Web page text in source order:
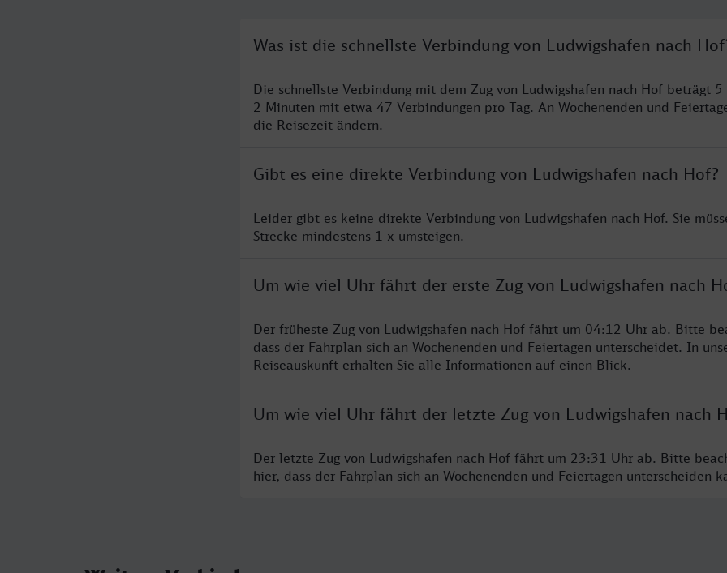
Was ist die schnellste Verbindung von Ludwigshafen nach
Die schnellste Verbindung mit dem Zug von Ludwigshafen nach Hof beträgt 5
2 Minuten mit etwa 47 Verbindungen pro Tag. An Wochenenden und
die Reisezeit ändern.
Gibt es eine direkte Verbindung von Ludwigshafen nach Hof?
Leider gibt es keine direkte Verbindung von Ludwigshafen nach Hof. Sie
Strecke mindestens 1 x umsteigen.
Um wie viel Uhr fährt der erste Zug von Ludwigshafen nach
Der früheste Zug von Ludwigshafen nach Hof fährt um 04:12 Uhr ab. Bitte
dass der Fahrplan sich an Wochenenden und Feiertagen unterscheidet. In
Reiseauskunft erhalten Sie alle Informationen auf einen Blick.
Um wie viel Uhr fährt der letzte Zug von Ludwigshafen nach
Der letzte Zug von Ludwigshafen nach Hof fährt um 23:31 Uhr ab. Bitte
hier, dass der Fahrplan sich an Wochenenden und Feiertagen unterscheiden